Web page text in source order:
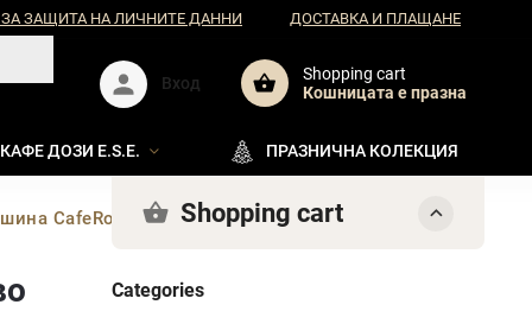
ЗАЩИТА НА ЛИЧНИТЕ ДАННИ ДОСТАВКА И ПЛАЩАНЕ
Shopping cart
Кошницата e празна
Вход
КАФЕ ДОЗИ E.S.E. ПРАЗНИЧНА КОЛЕКЦИЯ
CafeRomatica NICR 790 Матово черно/Хром
Shopping cart
Categories